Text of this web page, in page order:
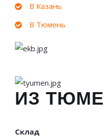
В Казань
В Тюмень
ИЗ
Склад